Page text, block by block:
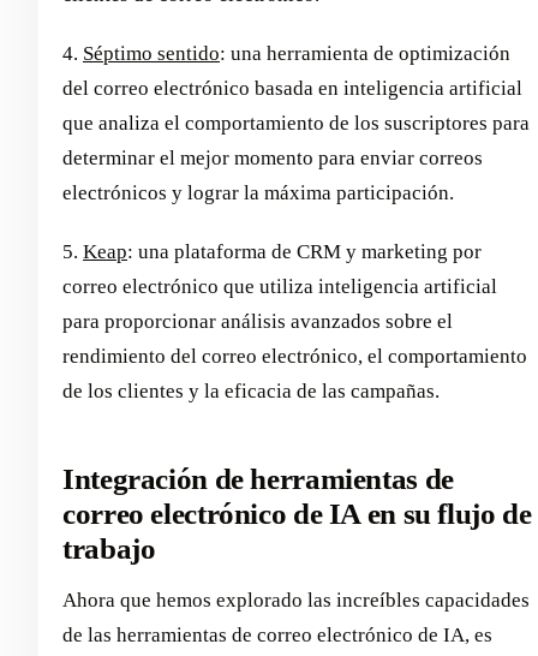
4. Séptimo sentido: una herramienta de optimización
del correo electrónico basada en inteligencia artificial
que analiza el comportamiento de los suscriptores para
determinar el mejor momento para enviar correos
electrónicos y lograr la máxima participación.
5. Keap: una plataforma de CRM y marketing por
correo electrónico que utiliza inteligencia artificial
para proporcionar análisis avanzados sobre el
rendimiento del correo electrónico, el comportamiento
de los clientes y la eficacia de las campañas.
Integración de herramientas de
correo electrónico de IA en su flujo de
trabajo
Ahora que hemos explorado las increíbles capacidades
de las herramientas de correo electrónico de IA, es